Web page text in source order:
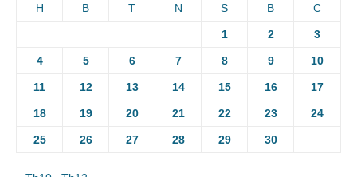
H B T N S B C
1 2 3
4 5 6 7 8 9 10
11 12 13 14 15 16 17
18 19 20 21 22 23 24
25 26 27 28 29 30